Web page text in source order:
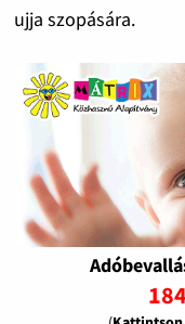
ujja szopására.